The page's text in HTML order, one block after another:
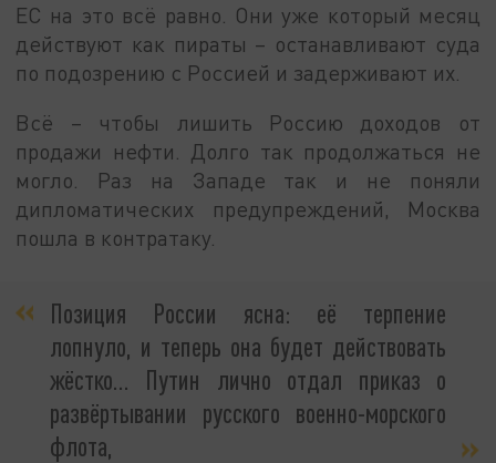
ЕС на это всё равно. Они уже который месяц
действуют как пираты – останавливают суда
по подозрению с Россией и задерживают их.
Всё – чтобы лишить Россию доходов от
продажи нефти. Долго так продолжаться не
могло. Раз на Западе так и не поняли
дипломатических предупреждений, Москва
пошла в контратаку.
Позиция России ясна: её терпение
лопнуло, и теперь она будет действовать
жёстко… Путин лично отдал приказ о
развёртывании русского военно-морского
флота,